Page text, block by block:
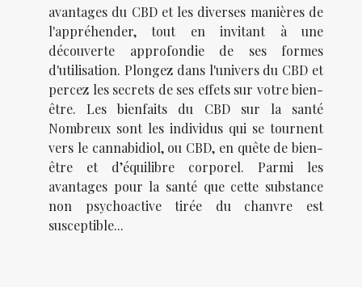
avantages du CBD et les diverses manières de
l'appréhender, tout en invitant à une
découverte approfondie de ses formes
d'utilisation. Plongez dans l'univers du CBD et
percez les secrets de ses effets sur votre bien-
être. Les bienfaits du CBD sur la santé
Nombreux sont les individus qui se tournent
vers le cannabidiol, ou CBD, en quête de bien-
être et d’équilibre corporel. Parmi les
avantages pour la santé que cette substance
non psychoactive tirée du chanvre est
susceptible...